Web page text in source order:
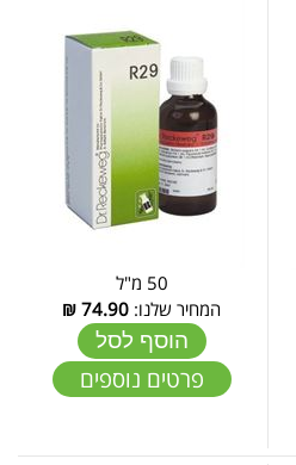
50 מ"ל
המחיר שלנו: 74.90
₪
הוסף לסל
פרטים נוספים